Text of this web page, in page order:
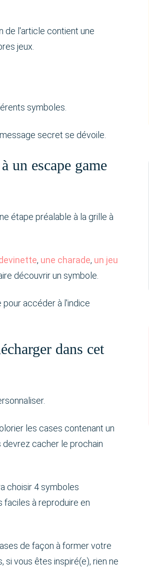
de l'article contient une
jeux.
symboles.
secret se dévoile.
un escape game
étape préalable à la grille à
, une charade, un jeu
découvrir un symbole.
pour accéder à l'indice
dans cet
les cases contenant un
devrez cacher le prochain
choisir 4 symboles
à reproduire en
de façon à former votre
vous êtes inspiré(e), rien ne